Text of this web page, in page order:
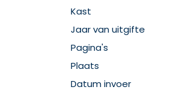
Kast
Jaar van uitgifte
Pagina's
Plaats
Datum invoer